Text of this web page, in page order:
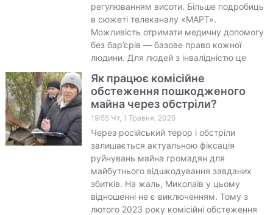
регулюванням висоти. Більше подробиць
в сюжеті телеканалу «МАРТ».
Можливість отримати медичну допомогу
без бар’єрів — базове право кожної
людини. Для людей з інвалідністю це
Як працює комісійне
обстеження пошкодженого
майна через обстріли?
19:55 Чт, 1 Травня, 2025
Через російський терор і обстріли
залишається актуальною фіксація
руйнувань майна громадян для
майбутнього відшкодування завданих
збитків. На жаль, Миколаїв у цьому
відношенні не є виключенням. Тому з
лютого 2023 року комісійні обстеження